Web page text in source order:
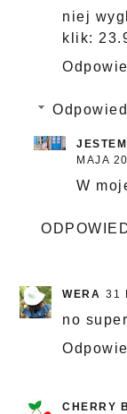
niej
klik:
MAJA
W
WERA 31
no
CHERRY